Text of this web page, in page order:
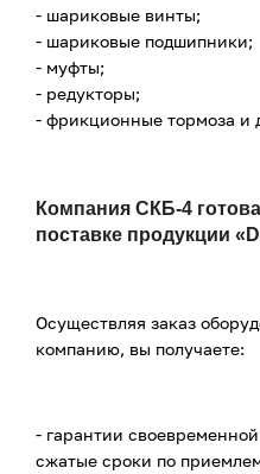
- шариковые винты;
- шариковые подшипники;
- муфты;
- редукторы;
- фрикционные тормоза и
Компания СКБ-4
поставке продукции
Осуществляя заказ
компанию, вы получаете:
- гарантии
сжатые сроки по